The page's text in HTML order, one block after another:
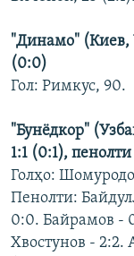
"Динамо" (Киев,
(0:0)
Гол: Римкус, 90.
"Бунёдкор"
1:1 (0:1),
Голҳо:
Пенолти:
0:0. Байрамов -
Хвостунов - 2:2.